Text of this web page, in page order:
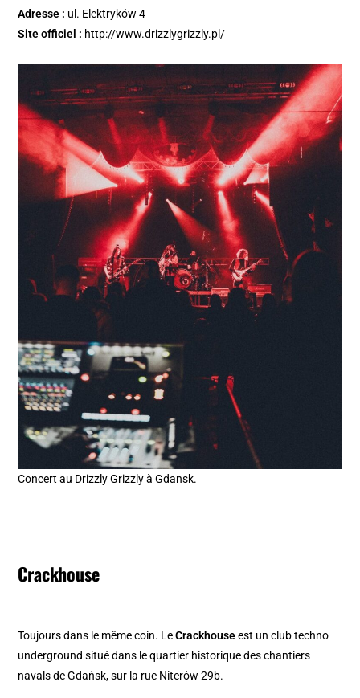
Adresse : ul. Elektryków 4
Site officiel : http://www.drizzlygrizzly.pl/
Concert au Drizzly Grizzly à Gdansk.
Crackhouse
Toujours dans le même coin. LeCrackhouseest un club techno
underground situé dans le quartier historique des chantiers
navals de Gdańsk, sur la rue Niterów 29b.